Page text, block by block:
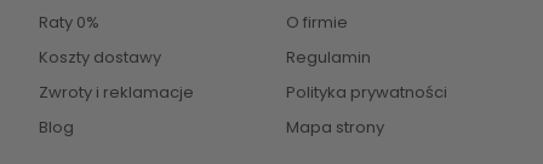
Raty 0%
Koszty dostawy
Zwroty i reklamacje
Blog
O firmie
Regulamin
Polityka prywatności
Mapa strony